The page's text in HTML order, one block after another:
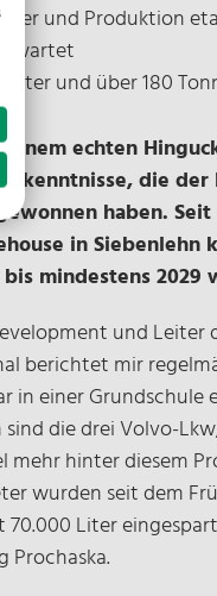
und Produktion
und über 180
echten
die
haben.
in
mindestens
und
berichtet mir
in einer
die drei Volvo-
mehr hinter diesem
wurden seit dem
70.000 Liter
Prochaska.